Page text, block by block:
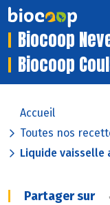
Biocoop
Biocoop
Accueil
Toutes nos
Liquide vaisselle
Partager sur